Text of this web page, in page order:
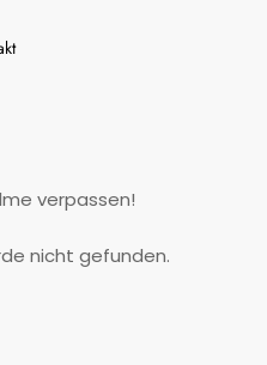
verpassen!
nicht gefunden.